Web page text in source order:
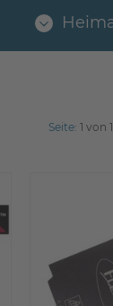
Seite: 1 von 1